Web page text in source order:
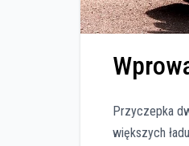
Przyczepka
większych